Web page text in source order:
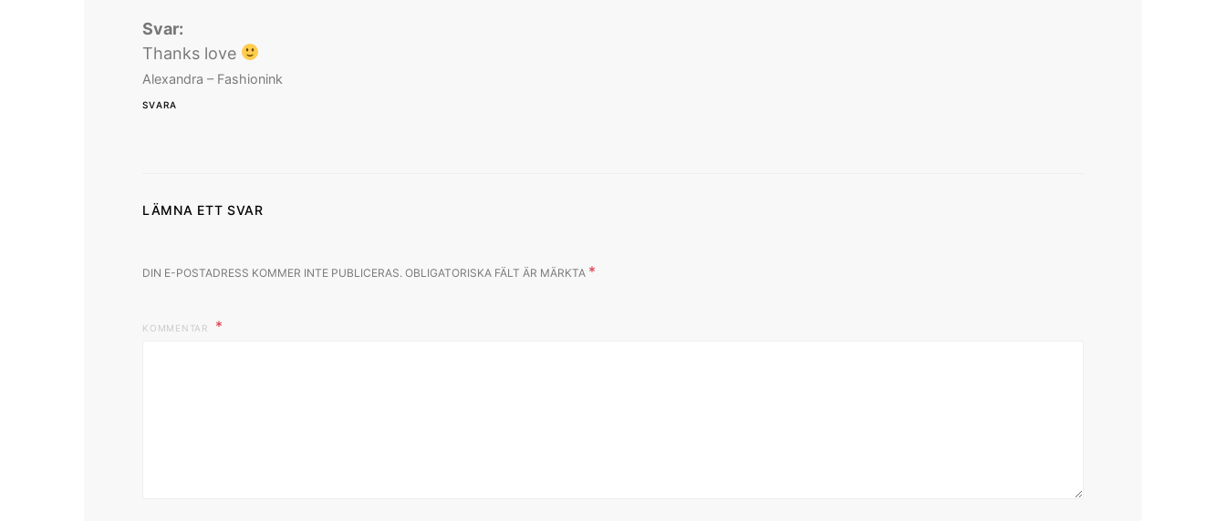
Svar:
Thanks love
Alexandra – Fashionink
SVARA
LÄMNA ETT SVAR
DIN E-POSTADRESS KOMMER INTE PUBLICERAS. OBLIGATORISKA FÄLT ÄR MÄRKTA *
KOMMENTAR